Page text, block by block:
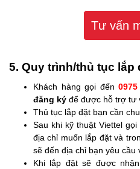
Tư vấn
5. Quy trình/thủ tục lắp
Khách hàng gọi đến
đăng ký để được hỗ trợ tư
Thủ tục lắp đặt bạn cần
Sau khi kỹ thuật Viettel
địa chỉ muốn lắp đặt và
sẽ đến địa chỉ bạn yêu cầu
Khi lắp đặt sẽ được